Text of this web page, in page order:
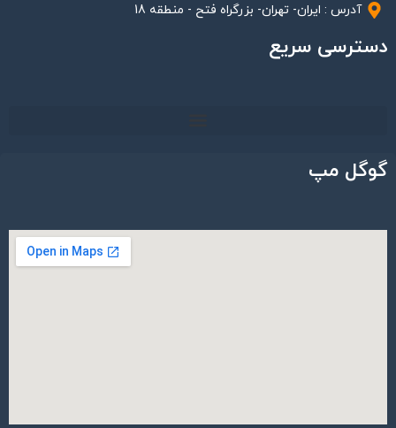
آدرس : ایران- تهران- بزرگراه فتح - منطقه 18
دسترسی سریع
گوگل مپ